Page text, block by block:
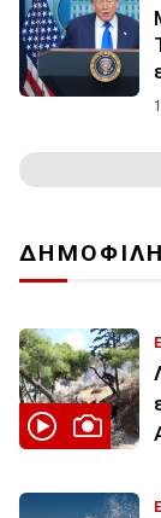
ΔΗΜΟΦΙΛΗ